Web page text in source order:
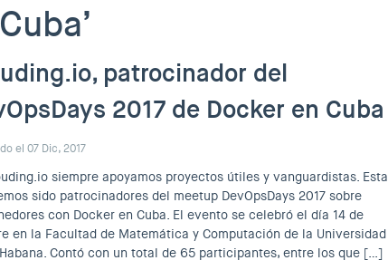
patrocinador del
2017 de Docker en Cuba
el 07 Dic, 2017
siempre apoyamos proyectos útiles y vanguardistas. Esta
sido patrocinadores del meetup DevOpsDays 2017 sobre
con Docker en Cuba. El evento se celebró el día 14 de
en la Facultad de Matemática y Computación de la Universidad
Contó con un total de 65 participantes, entre los que […]